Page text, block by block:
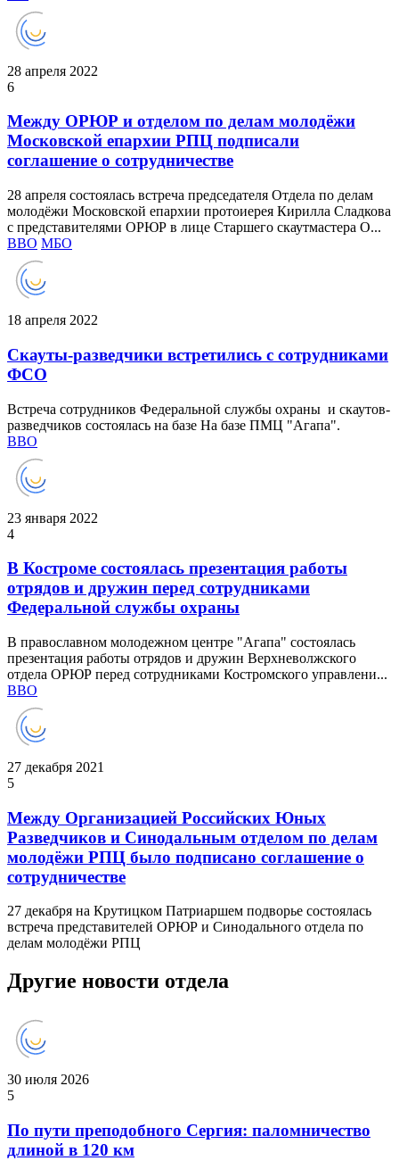
28 апреля 2022
6
Между ОРЮР и отделом по делам молодёжи
Московской епархии РПЦ подписали
соглашение о сотрудничестве
28 апреля состоялась встреча председателя Отдела по делам
молодёжи Московской епархии протоиерея Кирилла Сладкова
с представителями ОРЮР в лице Старшего скаутмастера О...
ВВО МБО
18 апреля 2022
Скауты-разведчики встретились с сотрудниками
ФСО
Встреча сотрудников Федеральной службы охраны и скаутов-
разведчиков состоялась на базе На базе ПМЦ "Агапа".
ВВО
23 января 2022
4
В Костроме состоялась презентация работы
отрядов и дружин перед сотрудниками
Федеральной службы охраны
В православном молодежном центре "Агапа" состоялась
презентация работы отрядов и дружин Верхневолжского
отдела ОРЮР перед сотрудниками Костромского управлени...
ВВО
27 декабря 2021
5
Между Организацией Российских Юных
Разведчиков и Синодальным отделом по делам
молодёжи РПЦ было подписано соглашение о
сотрудничестве
27 декабря на Крутицком Патриаршем подворье состоялась
встреча представителей ОРЮР и Синодального отдела по
делам молодёжи РПЦ
Другие новости отдела
30 июля 2026
5
По пути преподобного Сергия: паломничество
длиной в 120 км